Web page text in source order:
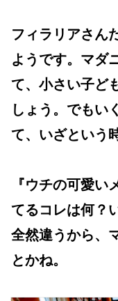
フィラリアさん
ようです。マダ
て、小さい子ど
しょう。でもい
て、いざという
『ウチの可愛い
てるコレは何？
全然違うから、
とかね。